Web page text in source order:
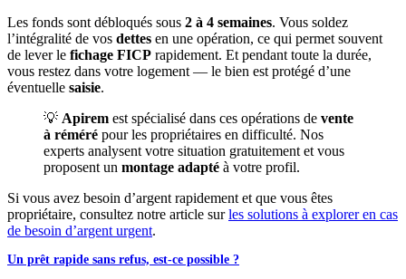
Les fonds sont débloqués sous 2 à 4 semaines. Vous soldez
l’intégralité de vos dettes en une opération, ce qui permet souvent
de lever le fichage FICP rapidement. Et pendant toute la durée,
vous restez dans votre logement — le bien est protégé d’une
éventuelle saisie.
💡 Apirem est spécialisé dans ces opérations de vente
à réméré pour les propriétaires en difficulté. Nos
experts analysent votre situation gratuitement et vous
proposent un montage adapté à votre profil.
Si vous avez besoin d’argent rapidement et que vous êtes
propriétaire, consultez notre article surles solutions à explorer en cas
de besoin d’argent urgent.
Un prêt rapide sans refus, est-ce possible ?